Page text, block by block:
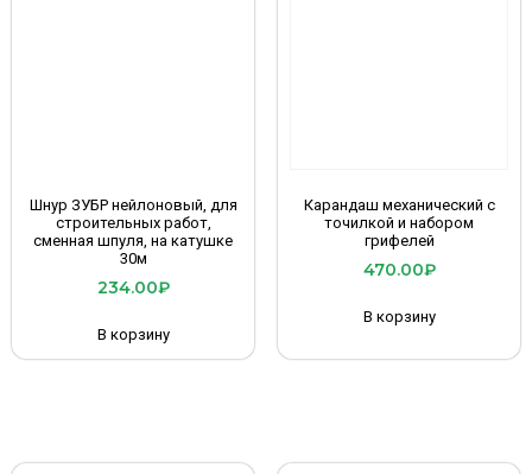
Шнур ЗУБР нейлоновый, для
строительных работ,
сменная шпуля, на катушке
30м
234.00₽
В корзину
Карандаш механический с
точилкой и набором
грифелей
470.00₽
В корзину